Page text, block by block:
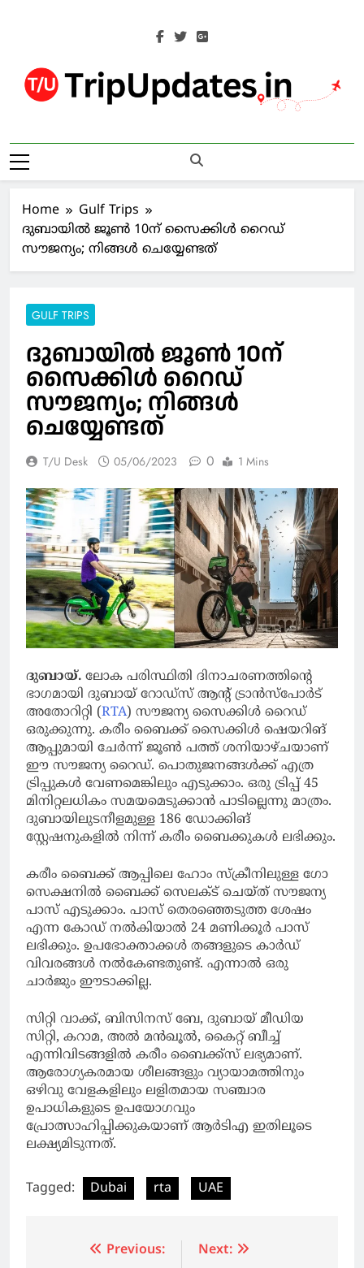
Trip Updates
Home
Gulf Trips
ദുബായില്‍ ജൂൺ 10ന് സൈക്കിള്‍ റൈഡ്
സൗജന്യം; നിങ്ങൾ ചെയ്യേണ്ടത്
GULF TRIPS
ദുബായില്‍ ജൂൺ 10ന്
സൈക്കിള്‍ റൈഡ്
സൗജന്യം; നിങ്ങൾ
ചെയ്യേണ്ടത്
T/U Desk 05/06/2023 0 1 Mins
ദുബായ്. ലോക പരിസ്ഥിതി ദിനാചരണത്തിന്റെ
ഭാഗമായി ദുബായ് റോഡ്‌സ് ആന്റ് ട്രാന്‍സ്‌പോര്‍ട്
അതോറിറ്റി (RTA) സൗജന്യ സൈക്കിള്‍ റൈഡ്
ഒരുക്കുന്നു. കരീം ബൈക്ക് സൈക്കിള്‍ ഷെയറിങ്
ആപ്പുമായി ചേര്‍ന്ന് ജൂണ്‍ പത്ത് ശനിയാഴ്ചയാണ്
ഈ സൗജന്യ റൈഡ്. പൊതുജനങ്ങള്‍ക്ക് എത്ര
ട്രിപ്പുകള്‍ വേണമെങ്കിലും എടുക്കാം. ഒരു ട്രിപ്പ് 45
മിനിറ്റലധികം സമയമെടുക്കാന്‍ പാടില്ലെന്നു മാത്രം.
ദുബായിലുടനീളമുള്ള 186 ഡോക്കിങ്
സ്റ്റേഷനുകളില്‍ നിന്ന് കരീം ബൈക്കുകള്‍ ലഭിക്കും.
കരീം ബൈക്ക് ആപ്പിലെ ഹോം സ്‌ക്രീനിലുള്ള ഗോ
സെക്ഷനില്‍ ബൈക്ക് സെലക്ട് ചെയ്ത് സൗജന്യ
പാസ് എടുക്കാം. പാസ് തെരഞ്ഞെടുത്ത ശേഷം
എന്ന കോഡ് നല്‍കിയാല്‍ 24 മണിക്കൂര്‍ പാസ്
ലഭിക്കും. ഉപഭോക്താക്കള്‍ തങ്ങളുടെ കാര്‍ഡ്
വിവരങ്ങള്‍ നല്‍കേണ്ടതുണ്ട്. എന്നാല്‍ ഒരു
ചാര്‍ജും ഈടാക്കില്ല.
സിറ്റി വാക്ക്, ബിസിനസ് ബേ, ദുബായ് മീഡിയ
സിറ്റി, കറാമ, അല്‍ മന്‍ഖൂല്‍, കൈറ്റ് ബീച്ച്
എന്നിവിടങ്ങളില്‍ കരീം ബൈക്ക്‌സ് ലഭ്യമാണ്.
ആരോഗ്യകരമായ ശീലങ്ങളും വ്യായാമത്തിനും
ഒഴിവു വേളകളിലും ലളിതമായ സഞ്ചാര
ഉപാധികളുടെ ഉപയോഗവും
പ്രോത്സാഹിപ്പിക്കുകയാണ് ആര്‍ടിഎ ഇതിലൂടെ
ലക്ഷ്യമിടുന്നത്.
Tagged: Dubai rta UAE
Previous:
Next: